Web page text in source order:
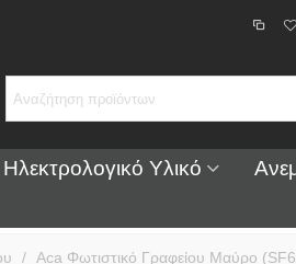
Ηλεκτρολογικό Υλικό
/ Aca Φωτιστικό Γραφείου Μαύρο